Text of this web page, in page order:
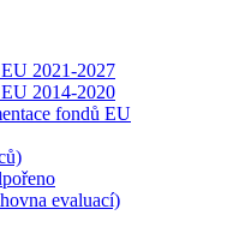
2021-2027
2014-2020
fondů EU
evaluací)